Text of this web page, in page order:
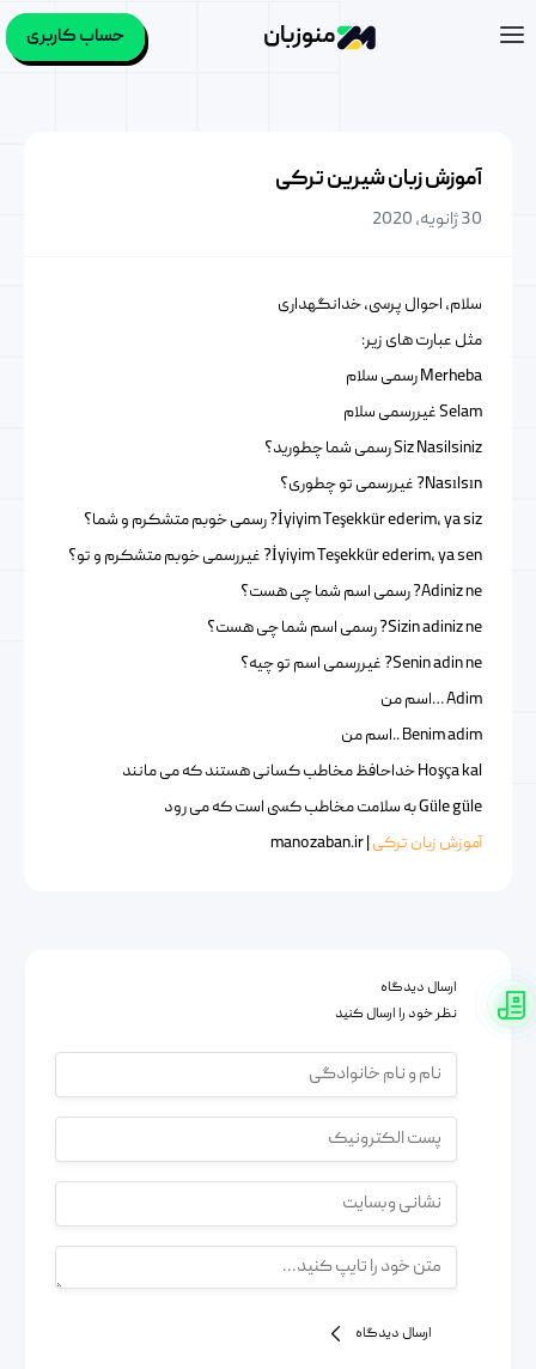
منوزبان حساب کاربری
آموزش زبان شیرین ترکی
30 ژانویه, 2020
سلام، احوال پرسی، خدانگهداری
مثل عبارت های زیر:
Merheba رسمی سلام
Selam غیررسمی سلام
Siz Nasilsiniz رسمی شما چطورید؟
Nasılsın? غیررسمی تو چطوری؟
İyiyim Teşekkür ederim, ya siz? رسمی خوبم متشکرم و شما؟
İyiyim Teşekkür ederim, ya sen? غیررسمی خوبم متشکرم و تو؟
Adiniz ne? رسمی اسم شما چی هست؟
Sizin adiniz ne? رسمی اسم شما چی هست؟
Senin adin ne? غیررسمی اسم تو چیه؟
Adim …اسم من
Benim adim ..اسم من
Hoşça kal خداحافظ مخاطب کسانی هستند که می مانند
Güle güle به سلامت مخاطب کسی است که می رود
آموزش زبان ترکی
ارسال دیدگاه
نظر خود را ارسال کنید
ارسال دیدگاه